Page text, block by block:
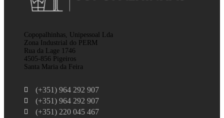
Copopalhinhas, Unipessoal Lda
Zona Industrial do PERM
Rua da Lage 1746
4505-856 Pigeiros
Santa Maria da Feira
(+351) 964 292 907
(+351) 964 292 907
(+351) 220 045 467